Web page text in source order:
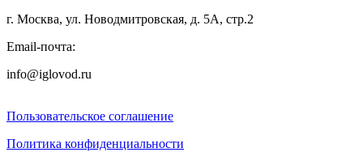
г. Москва, ул. Новодмитровская, д. 5А, стр.2
Email-почта:
info@iglovod.ru
Пользовательское соглашение
Политика конфиденциальности